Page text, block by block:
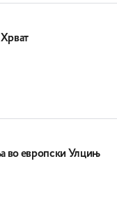
во европски Улцињ